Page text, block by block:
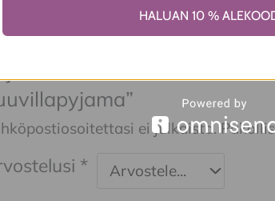
ei vielä ole.
ensimmäinen arvio
ei julkaista.
*
HALUAN 10 %